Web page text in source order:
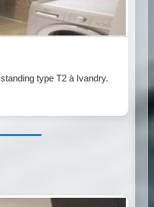
type T2 à Ivandry.